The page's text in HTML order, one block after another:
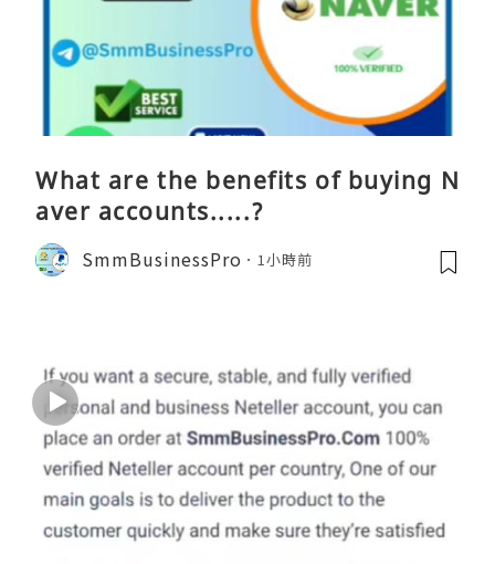
What are the benefits of buying N
aver accounts.....?
SmmBusinessPro 1小時前